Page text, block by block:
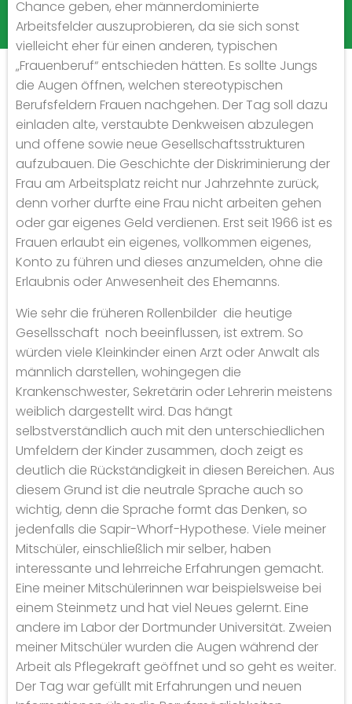
Chance geben, eher männerdominierte
Arbeitsfelder auszuprobieren, da sie sich sonst
vielleicht eher für einen anderen, typischen
„Frauenberuf“ entschieden hätten. Es sollte Jungs
die Augen öffnen, welchen stereotypischen
Berufsfeldern Frauen nachgehen. Der Tag soll dazu
einladen alte, verstaubte Denkweisen abzulegen
und offene sowie neue Gesellschaftsstrukturen
aufzubauen. Die Geschichte der Diskriminierung der
Frau am Arbeitsplatz reicht nur Jahrzehnte zurück,
denn vorher durfte eine Frau nicht arbeiten gehen
oder gar eigenes Geld verdienen. Erst seit 1966 ist es
Frauen erlaubt ein eigenes, vollkommen eigenes,
Konto zu führen und dieses anzumelden, ohne die
Erlaubnis oder Anwesenheit des Ehemanns.
Wie sehr die früheren Rollenbilder die heutige
Gesellsschaft noch beeinflussen, ist extrem. So
würden viele Kleinkinder einen Arzt oder Anwalt als
männlich darstellen, wohingegen die
Krankenschwester, Sekretärin oder Lehrerin meistens
weiblich dargestellt wird. Das hängt
selbstverständlich auch mit den unterschiedlichen
Umfeldern der Kinder zusammen, doch zeigt es
deutlich die Rückständigkeit in diesen Bereichen. Aus
diesem Grund ist die neutrale Sprache auch so
wichtig, denn die Sprache formt das Denken, so
jedenfalls die Sapir-Whorf-Hypothese. Viele meiner
Mitschüler, einschließlich mir selber, haben
interessante und lehrreiche Erfahrungen gemacht.
Eine meiner Mitschülerinnen war beispielsweise bei
einem Steinmetz und hat viel Neues gelernt. Eine
andere im Labor der Dortmunder Universität. Zweien
meiner Mitschüler wurden die Augen während der
Arbeit als Pflegekraft geöffnet und so geht es weiter.
Der Tag war gefüllt mit Erfahrungen und neuen